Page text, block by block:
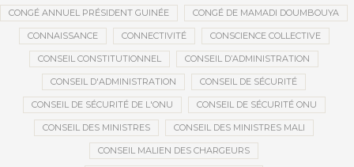
CONGÉ ANNUEL PRÉSIDENT GUINÉE CONGÉ DE MAMADI DOUMBOUYA
CONNAISSANCE CONNECTIVITÉ CONSCIENCE COLLECTIVE
CONSEIL CONSTITUTIONNEL CONSEIL D’ADMINISTRATION
CONSEIL D'ADMINISTRATION CONSEIL DE SÉCURITÉ
CONSEIL DE SÉCURITÉ DE L'ONU CONSEIL DE SÉCURITÉ ONU
CONSEIL DES MINISTRES CONSEIL DES MINISTRES MALI
CONSEIL MALIEN DES CHARGEURS